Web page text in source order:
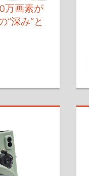
万画素が
“深み”と